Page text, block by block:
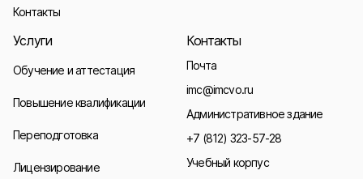
Контакты
Услуги
Обучение и аттестация
Повышение квалификации
Переподготовка
Лицензирование
Контакты
Почта
imc@imcvo.ru
Административное здание
+7 (812) 323-57-28
Учебный корпус